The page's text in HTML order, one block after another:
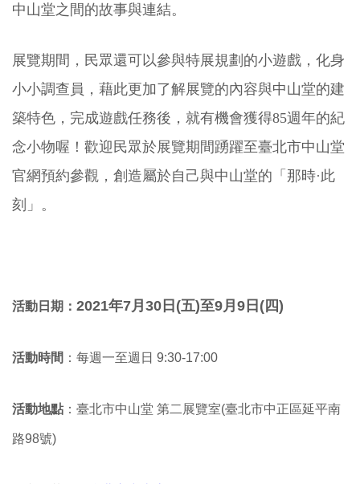
中山堂之間的故事與連結。
展覽期間，民眾還可以參與特展規劃的小遊戲，化身
小小調查員，藉此更加了解展覽的內容與中山堂的建
築特色，完成遊戲任務後，就有機會獲得85週年的紀
念小物喔！歡迎民眾於展覽期間踴躍至臺北市中山堂
官網預約參觀，創造屬於自己與中山堂的「那時·此
刻」。
活動日期： 2021年7月30 日(五)至9月9日(四)
活動時間 ：每週一至週日 9:30-17:00
活動地點 ： 臺北市中山堂 第二展覽室(臺北市中正區延平南
路98號)